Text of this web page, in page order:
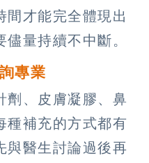
間才能完全體現出
量持續不中斷。
專業
劑、皮膚凝膠、鼻
種補充的方式都有
與醫生討論過後再